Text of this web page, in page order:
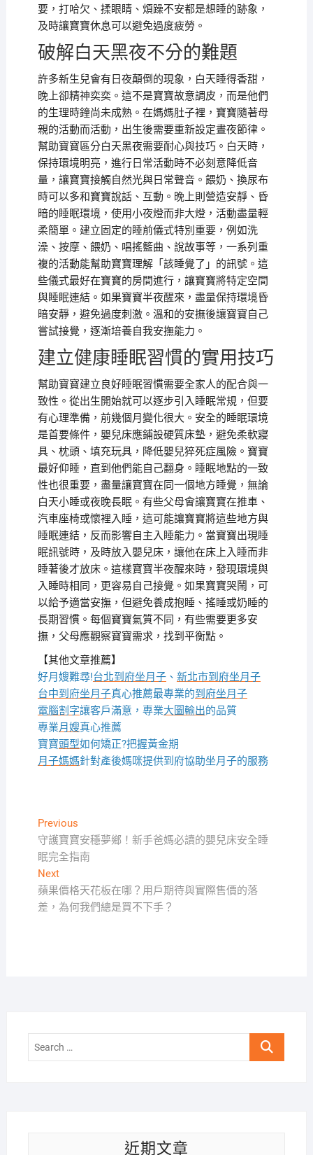
要，打哈欠、揉眼睛、煩躁不安都是想睡的跡象，
及時讓寶寶休息可以避免過度疲勞。
破解白天黑夜不分的難題
許多新生兒會有日夜顛倒的現象，白天睡得香甜，
晚上卻精神奕奕。這不是寶寶故意調皮，而是他們
的生理時鐘尚未成熟。在媽媽肚子裡，寶寶隨著母
親的活動而活動，出生後需要重新設定晝夜節律。
幫助寶寶區分白天黑夜需要耐心與技巧。白天時，
保持環境明亮，進行日常活動時不必刻意降低音
量，讓寶寶接觸自然光與日常聲音。餵奶、換尿布
時可以多和寶寶說話、互動。晚上則營造安靜、昏
暗的睡眠環境，使用小夜燈而非大燈，活動盡量輕
柔簡單。建立固定的睡前儀式特別重要，例如洗
澡、按摩、餵奶、唱搖籃曲、說故事等，一系列重
複的活動能幫助寶寶理解「該睡覺了」的訊號。這
些儀式最好在寶寶的房間進行，讓寶寶將特定空間
與睡眠連結。如果寶寶半夜醒來，盡量保持環境昏
暗安靜，避免過度刺激。溫和的安撫後讓寶寶自己
嘗試接覺，逐漸培養自我安撫能力。
建立健康睡眠習慣的實用技巧
幫助寶寶建立良好睡眠習慣需要全家人的配合與一
致性。從出生開始就可以逐步引入睡眠常規，但要
有心理準備，前幾個月變化很大。安全的睡眠環境
是首要條件，嬰兒床應鋪設硬質床墊，避免柔軟寢
具、枕頭、填充玩具，降低嬰兒猝死症風險。寶寶
最好仰睡，直到他們能自己翻身。睡眠地點的一致
性也很重要，盡量讓寶寶在同一個地方睡覺，無論
白天小睡或夜晚長眠。有些父母會讓寶寶在推車、
汽車座椅或懷裡入睡，這可能讓寶寶將這些地方與
睡眠連結，反而影響自主入睡能力。當寶寶出現睡
眠訊號時，及時放入嬰兒床，讓他在床上入睡而非
睡著後才放床。這樣寶寶半夜醒來時，發現環境與
入睡時相同，更容易自己接覺。如果寶寶哭鬧，可
以給予適當安撫，但避免養成抱睡、搖睡或奶睡的
長期習慣。每個寶寶氣質不同，有些需要更多安
撫，父母應觀察寶寶需求，找到平衡點。
【其他文章推薦】
好月嫂難尋!台北到府坐月子、 新北市到府坐月子
台中到府坐月子真心推薦最專業的到府坐月子
電腦割字讓客戶滿意，專業大圖輸出的品質
專業月嫂真心推薦
寶寶頭型如何矯正?把握黃金期
月子媽媽針對產後媽咪提供到府協助坐月子的服務
文
章
導
覽
PreviousPrevious
post:
守護寶寶安穩夢鄉！新手爸媽必讀的嬰兒床安全睡
眠完全指南
NextNext
post:
蘋果價格天花板在哪？用戶期待與實際售價的落
差，為何我們總是買不下手？
Search
近期文章